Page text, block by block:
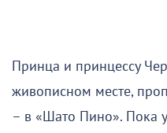
Принца и принцессу
живописном месте,
– в «Шато Пино». Пока